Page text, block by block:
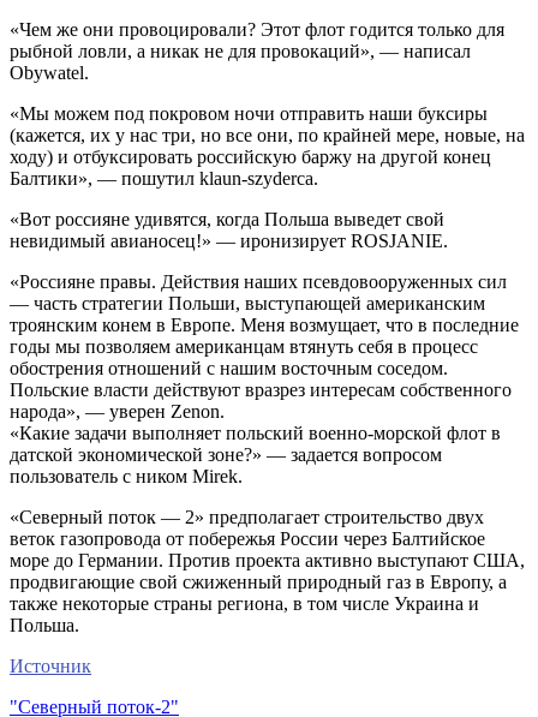
«Чем же они провоцировали? Этот флот годится только для
рыбной ловли, а никак не для провокаций», — написал
Obywatel.
«Мы можем под покровом ночи отправить наши буксиры
(кажется, их у нас три, но все они, по крайней мере, новые, на
ходу) и отбуксировать российскую баржу на другой конец
Балтики», — пошутил klaun-szyderca.
«Вот россияне удивятся, когда Польша выведет свой
невидимый авианосец!» — иронизирует ROSJANIE.
«Россияне правы. Действия наших псевдовооруженных сил
— часть стратегии Польши, выступающей американским
троянским конем в Европе. Меня возмущает, что в последние
годы мы позволяем американцам втянуть себя в процесс
обострения отношений с нашим восточным соседом.
Польские власти действуют вразрез интересам собственного
народа», — уверен Zenon.
«Какие задачи выполняет польский военно-морской флот в
датской экономической зоне?» — задается вопросом
пользователь с ником Mirek.
«Северный поток — 2» предполагает строительство двух
веток газопровода от побережья России через Балтийское
море до Германии. Против проекта активно выступают США,
продвигающие свой сжиженный природный газ в Европу, а
также некоторые страны региона, в том числе Украина и
Польша.
Источник
"Северный поток-2"